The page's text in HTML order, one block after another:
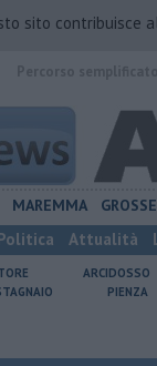
sito contribuisce
MAREMMA
Attualità
ARCIDOSSO
PIENZA